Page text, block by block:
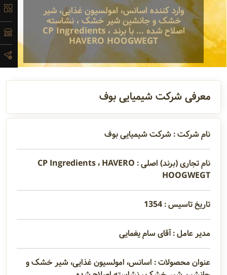
وارد کننده اسانس، امولسیون غذایی، شیر
خشک و جانشین شیر خشک ، نشاسته
اصلاح شده ... با برند CP Ingredients ،
HAVERO HOOGWEGT
آدرس و
اطلاعات
تماس
مدیران و
مسئولین
گالری
سابقه
شرکت
معرفی شرکت شیمیایی بوف
نام شرکت : شرکت شیمیایی بوف
نام تجاری (برند) اصلی : CP Ingredients ، HAVERO
HOOGWEGT
تاریخ تاسیس : 1354
مدیر عامل : آقای سام یغمایی
عنوان محصولات : اسانس، امولسیون غذایی، شیر خشک و